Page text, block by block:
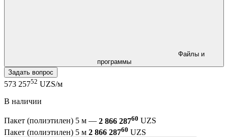
программы
Задать вопрос
573 25752 UZS/м
В наличии
Пакет (полиэтилен) 5 м — 2 866 28760 UZS
Пакет (полиэтилен) 5 м 2 866 28760 UZS